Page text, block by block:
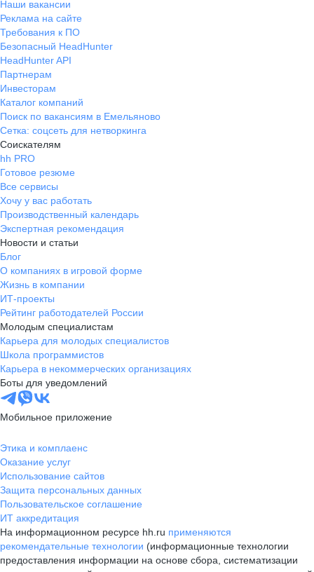
Наши вакансии
Реклама на сайте
Требования к ПО
Безопасный HeadHunter
HeadHunter API
Партнерам
Инвесторам
Каталог компаний
Поиск по вакансиям в Емельяново
Сетка: соцсеть для нетворкинга
Соискателям
hh PRO
Готовое резюме
Все сервисы
Хочу у вас работать
Производственный календарь
Экспертная рекомендация
Новости и статьи
Блог
О компаниях в игровой форме
Жизнь в компании
ИТ-проекты
Рейтинг работодателей России
Молодым специалистам
Карьера для молодых специалистов
Школа программистов
Карьера в некоммерческих организациях
Боты для уведомлений
Мобильное приложение
Этика и комплаенс
Оказание услуг
Использование сайтов
Защита персональных данных
Пользовательское соглашение
ИТ аккредитация
На информационном ресурсе hh.ru применяются
рекомендательные технологии (информационные технологии
предоставления информации на основе сбора, систематизации